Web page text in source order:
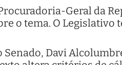
Geral da
o tema. O Legislativo
Davi